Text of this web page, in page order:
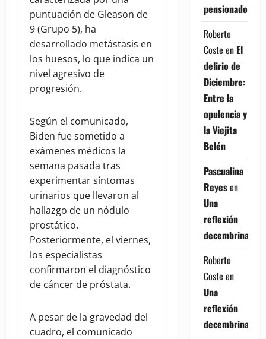
puntuación de Gleason de
9 (Grupo 5), ha
desarrollado metástasis en
los huesos, lo que indica un
nivel agresivo de
progresión.
Según el comunicado,
Biden fue sometido a
exámenes médicos la
semana pasada tras
experimentar síntomas
urinarios que llevaron al
hallazgo de un nódulo
prostático.
Posteriormente, el viernes,
los especialistas
confirmaron el diagnóstico
de cáncer de próstata.
A pesar de la gravedad del
cuadro, el comunicado
pensionados
Roberto
Coste en El
delirio de
Diciembre:
Entre la
opulencia y
la Viejita
Belén
Pascualina
Reyesen
Una
reflexión
decembrina
Roberto
Coste en
Una
reflexión
decembrina